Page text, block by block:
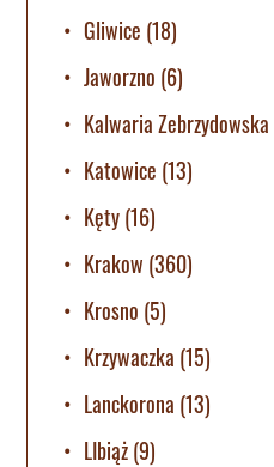
Gliwice (18)
Jaworzno (6)
Kalwaria Zebrzydowska
Katowice (13)
Kęty(16)
Krakow (360)
Krosno (5)
Krzywaczka (15)
Lanckorona (13)
LIbiąż(9)